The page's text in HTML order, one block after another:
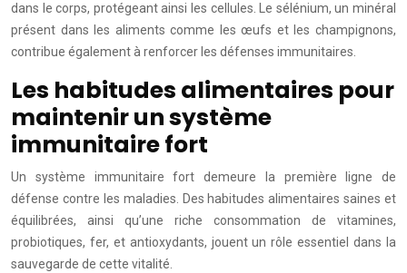
dans le corps, protégeant ainsi les cellules. Le sélénium, un minéral
présent dans les aliments comme les œufs et les champignons,
contribue également à renforcer les défenses immunitaires.
Les habitudes alimentaires pour
maintenir un système
immunitaire fort
Un système immunitaire fort demeure la première ligne de
défense contre les maladies. Des habitudes alimentaires saines et
équilibrées, ainsi qu’une riche consommation de vitamines,
probiotiques, fer, et antioxydants, jouent un rôle essentiel dans la
sauvegarde de cette vitalité.